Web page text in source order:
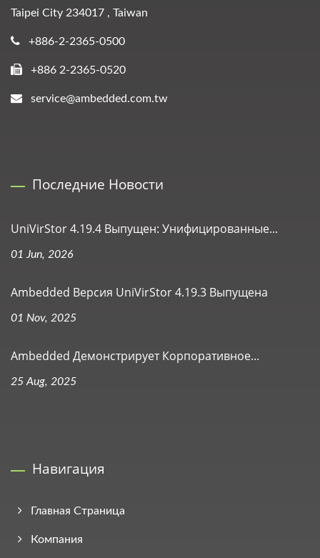
Taipei City 234017 , Taiwan
+886-2-2365-0500
+886 2-2365-0520
service@ambedded.com.tw
Последние Новости
UniVirStor 4.19.4 Выпущен: Унифицированные...
01 Jun, 2026
Ambedded Версия UniVirStor 4.19.3 Выпущена
01 Nov, 2025
Ambedded Демонстрирует Корпоративное...
25 Aug, 2025
Навигация
Главная Страница
Компания